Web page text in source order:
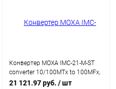
Конвертер MOXA IMC-21-M-ST
converter 10/100MTx to 100MFx,
multi mode,ST
21 121.97 руб. / шт